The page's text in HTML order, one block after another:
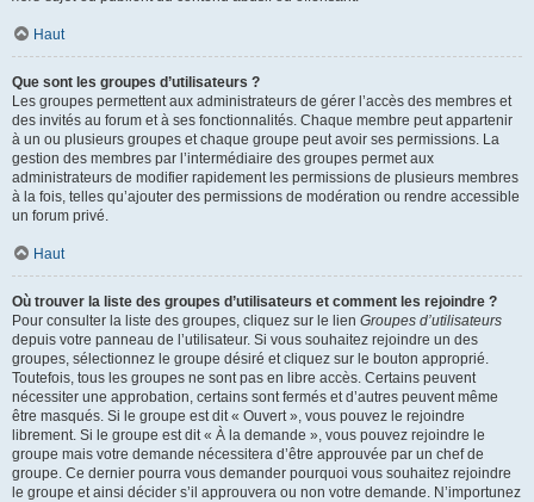
Haut
Que sont les groupes d’utilisateurs ?
Les groupes permettent aux administrateurs de gérer l’accès des membres et
des invités au forum et à ses fonctionnalités. Chaque membre peut appartenir
à un ou plusieurs groupes et chaque groupe peut avoir ses permissions. La
gestion des membres par l’intermédiaire des groupes permet aux
administrateurs de modifier rapidement les permissions de plusieurs membres
à la fois, telles qu’ajouter des permissions de modération ou rendre accessible
un forum privé.
Haut
Où trouver la liste des groupes d’utilisateurs et comment les rejoindre ?
Pour consulter la liste des groupes, cliquez sur le lien Groupes d’utilisateurs
depuis votre panneau de l’utilisateur. Si vous souhaitez rejoindre un des
groupes, sélectionnez le groupe désiré et cliquez sur le bouton approprié.
Toutefois, tous les groupes ne sont pas en libre accès. Certains peuvent
nécessiter une approbation, certains sont fermés et d’autres peuvent même
être masqués. Si le groupe est dit « Ouvert », vous pouvez le rejoindre
librement. Si le groupe est dit « À la demande », vous pouvez rejoindre le
groupe mais votre demande nécessitera d’être approuvée par un chef de
groupe. Ce dernier pourra vous demander pourquoi vous souhaitez rejoindre
le groupe et ainsi décider s’il approuvera ou non votre demande. N’importunez